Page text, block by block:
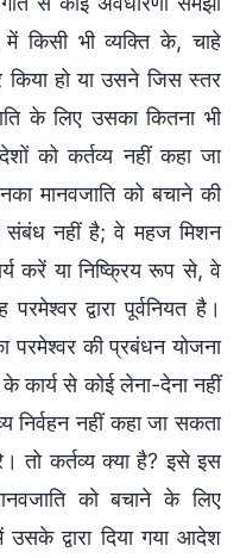
में किसी भी व्यक्ति के, चाहे
किया हो या उसने जिस स्तर
के लिए उसका कितना भी
को कर्तव्य नहीं कहा जा
मानवजाति को बचाने की
संबंध नहीं है; वे महज मिशन
करें या निष्क्रिय रूप से, वे
द्वारा पूर्वनियत है।
परमेश्वर की प्रबंधन योजना
कार्य से कोई लेना-देना नहीं
नहीं कहा जा सकता
तो कर्तव्य क्या है? इसे इस
को बचाने के लिए
द्वारा दिया गया आदेश